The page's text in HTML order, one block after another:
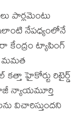
పార్లమెంటు
నేపధ్యంలోనే
కేంద్రం ట్యాపింగ్
మమత
హైకోర్టు రిటైర్డ్
న్యాయమూర్తి
విచారిస్తుందని